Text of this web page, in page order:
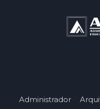
Administrador